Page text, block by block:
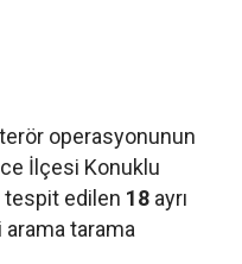
operasyonunun
İlçesi Konuklu
tespit edilen 18 ayrı
tarama